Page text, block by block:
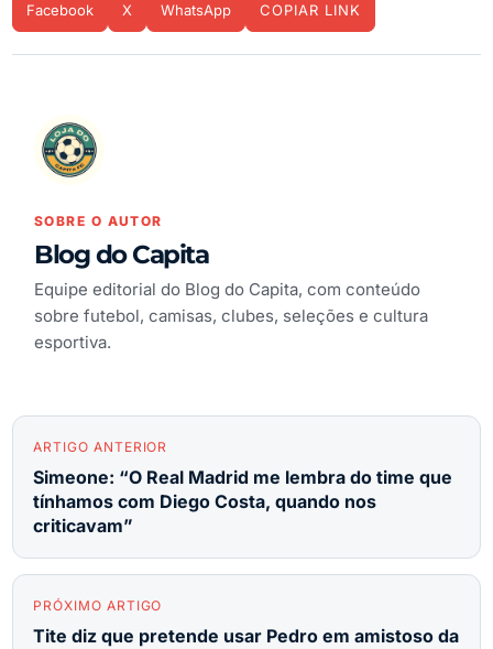
Facebook X WhatsApp COPIAR LINK
SOBRE O AUTOR
Blog do Capita
Equipe editorial do Blog do Capita, com conteúdo
sobre futebol, camisas, clubes, seleções e cultura
esportiva.
ARTIGO ANTERIOR
Simeone: “O Real Madrid me lembra do time que
tínhamos com Diego Costa, quando nos
criticavam”
PRÓXIMO ARTIGO
Tite diz que pretende usar Pedro em amistoso da